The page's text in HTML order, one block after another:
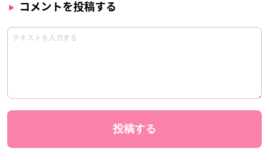
コメントを投稿する